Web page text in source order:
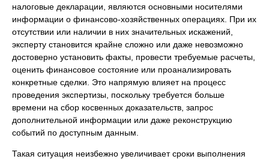
налоговые декларации, являются основными носителями
информации о финансово-хозяйственных операциях. При их
отсутствии или наличии в них значительных искажений,
эксперту становится крайне сложно или даже невозможно
достоверно установить факты, провести требуемые расчеты,
оценить финансовое состояние или проанализировать
конкретные сделки. Это напрямую влияет на процесс
проведения экспертизы, поскольку требуется больше
времени на сбор косвенных доказательств, запрос
дополнительной информации или даже реконструкцию
событий по доступным данным.
Такая ситуация неизбежно увеличивает сроки выполнения